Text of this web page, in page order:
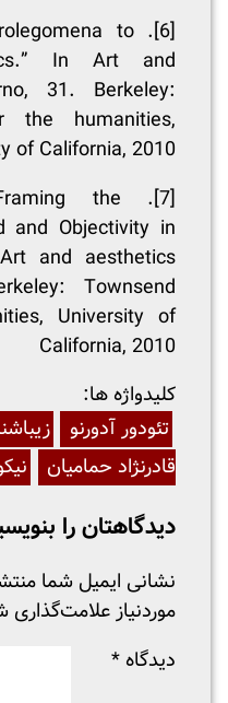
[6]
to
In Art and
31. Berkeley:
the humanities,
of California, 2010.
[7]
the
and Objectivity in
and aesthetics
Townsend
University of
California, 2010
:کلیدواژه ها
تئودور آدورنو
قادرنژاد حمامیان
دیدگاهتان را
نشانی ایمیل شما
موردنیاز علامت‌گذاری
دیدگاه *